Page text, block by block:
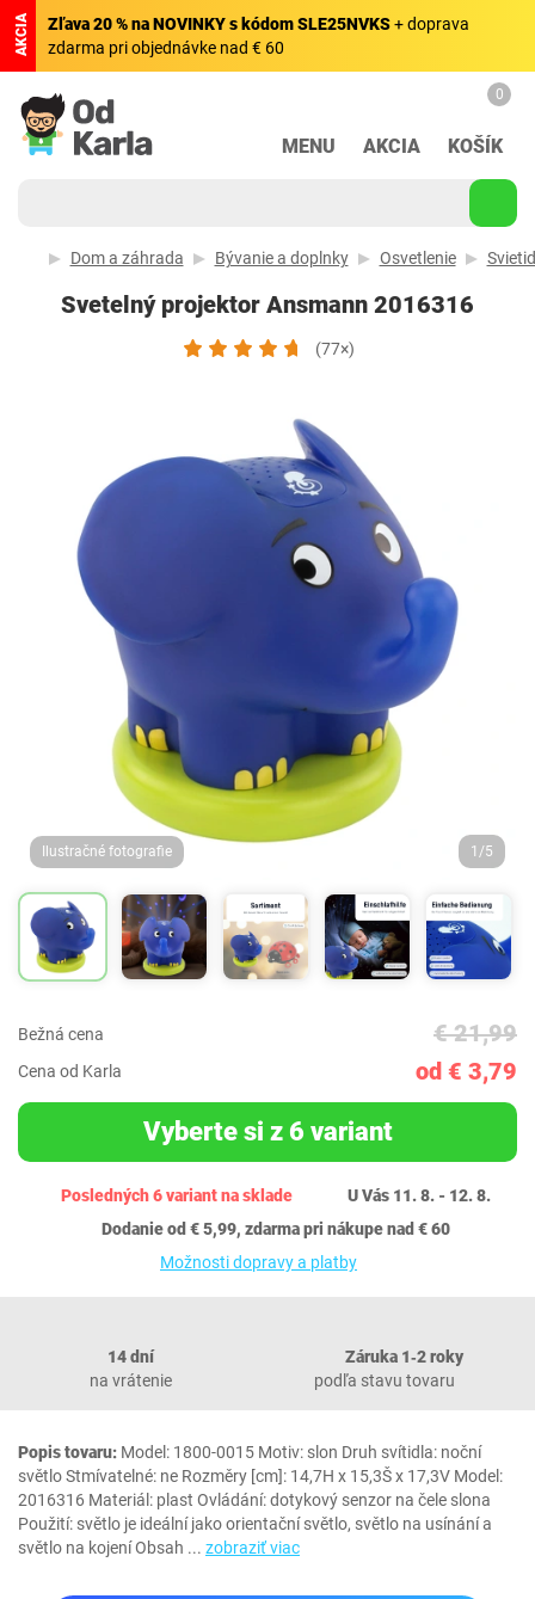
AKCIA Zľava 20 % na NOVINKY s kódom SLE25NVKS+ doprava
zdarma pri objednávke nad € 60
MENU AKCIA
0
KOŠÍK
Dom a záhrada Bývanie a doplnky Osvetlenie
Svetelný projektor Ansmann ‎2016316
(77×)
Ilustračné fotografie 1/5
Bežná cena € 21,99
Cena od Karla od € 3,79
Vyberte si z 6 variant
Posledných 6 variant na sklade
U Vás 11. 8. - 12. 8.
Dodanie od € 5,99, zdarma pri nákupe nad € 60
Možnosti dopravy a platby
14 dní
na vrátenie
Záruka 1‐2 roky
podľa stavu tovaru
Popis tovaru: Model: 1800-0015 Motiv: slon Druh svítidla: noční
světlo Stmívatelné: ne Rozměry [cm]: 14,7H x 15,3Š x 17,3V Model:
‎2016316 Materiál: plast Ovládání: dotykový senzor na čele slona
Použití: světlo je ideální jako orientační světlo, světlo na usínání a
světlo na kojení Obsah ... zobraziť viac